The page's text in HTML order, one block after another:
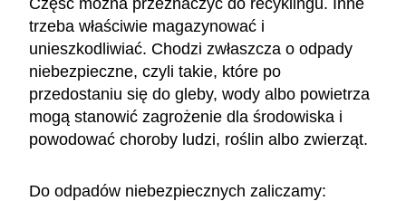
trzeba właściwie magazynować i
unieszkodliwiać. Chodzi zwłaszcza o odpady
niebezpieczne, czyli takie, które po
przedostaniu się do gleby, wody albo powietrza
mogą stanowić zagrożenie dla środowiska i
powodować choroby ludzi, roślin albo zwierząt.
Do odpadów niebezpiecznych zaliczamy: